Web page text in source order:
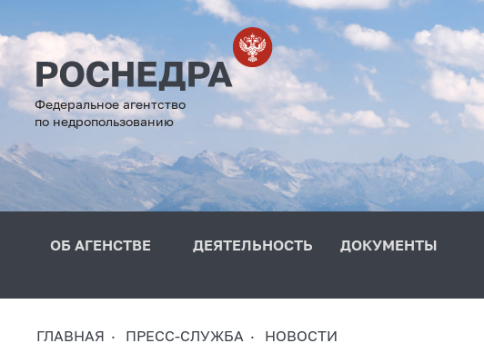
Федеральное агентство
по недропользованию
ОБ АГЕНСТВЕ ДЕЯТЕЛЬНОСТЬ ДОКУМЕНТЫ
ГЛАВНАЯ ПРЕСС-СЛУЖБА НОВОСТИ